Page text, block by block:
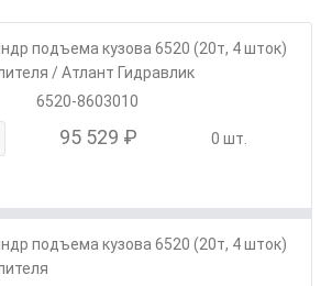
подъема кузова 6520 (20т, 4 шток)
/ Атлант Гидравлик
6520-8603010
95 529 ₽ 0 шт.
подъема кузова 6520 (20т, 4 шток)